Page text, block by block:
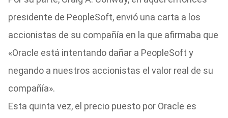
presidente de PeopleSoft, envió una carta a los
accionistas de su compañía en la que afirmaba que
«Oracle está intentando dañar a PeopleSoft y
negando a nuestros accionistas el valor real de su
compañía».
Esta quinta vez, el precio puesto por Oracle es